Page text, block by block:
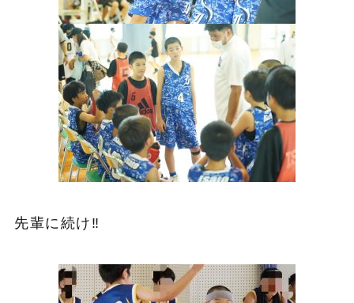
先輩に続け‼️